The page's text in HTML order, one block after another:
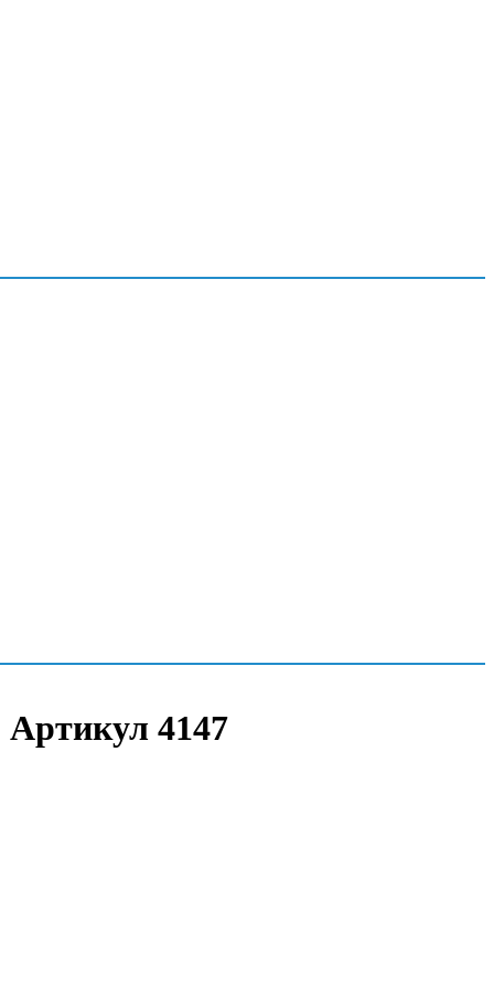
Артикул 4147